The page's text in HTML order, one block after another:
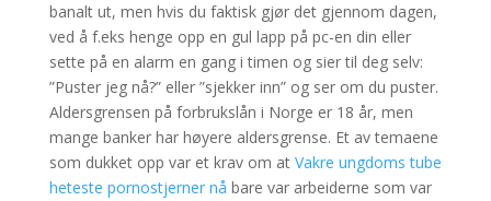
banalt ut, men hvis du faktisk gjør det gjennom dagen,
ved å f.eks henge opp en gul lapp på pc-en din eller
sette på en alarm en gang i timen og sier til deg selv:
”Puster jeg nå?” eller ”sjekker inn” og ser om du puster.
Aldersgrensen på forbrukslån i Norge er 18 år, men
mange banker har høyere aldersgrense. Et av temaene
som dukket opp var et krav om at Vakre ungdoms tube
heteste pornostjerner nå bare var arbeiderne som var